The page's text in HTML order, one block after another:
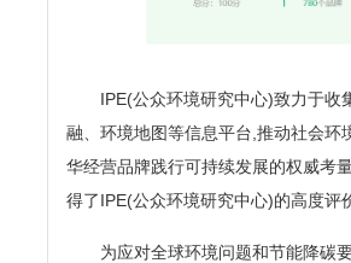
IPE(公众环境研究中心)致力于收
融、环境地图等信息平台,推动社会环
华经营品牌践行可持续发展的权威考
得了IPE(公众环境研究中心)的高度评
为应对全球环境问题和节能降碳